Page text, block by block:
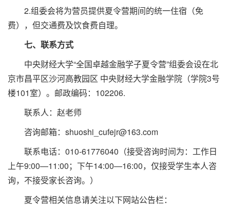
2.组委会将为营员提供夏令营期间的统一住宿（免
费），但交通费及饮食费自理。
七、联系方式
中央财经大学“全国卓越金融学子夏令营”组委会设在北
京市昌平区沙河高教园区 中央财经大学金融学院（学院3号
楼101室）。邮政编码：102206.
联系人：赵老师
咨询邮箱：shuoshi_cufejr@163.com
联系电话：010-61776040（接受咨询时间为：工作日
上午9:00—11:00；下午14:00—16:00，仅接受学生本人咨
询，不接受家长咨询。）
夏令营相关信息请关注以下网站公告栏：